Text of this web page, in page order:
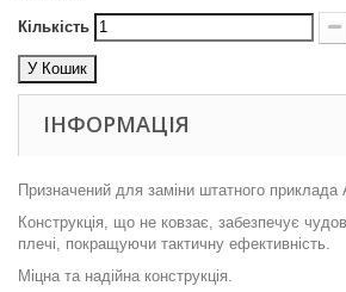
Кількість
У Кошик
ІНФОРМАЦІЯ
Призначений для заміни штатного
Конструкція, що не ковзає, забезпечує
плечі, покращуючи тактичну ефективність.
Міцна та надійна конструкція.